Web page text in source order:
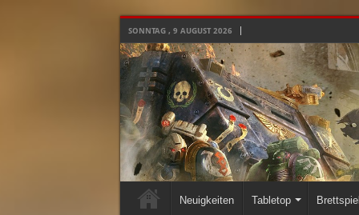
SONNTAG , 9 AUGUST 2026
Neuigkeiten Tabletop